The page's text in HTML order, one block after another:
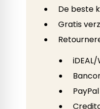
De beste
Gratis
iDEAL/
PayPal